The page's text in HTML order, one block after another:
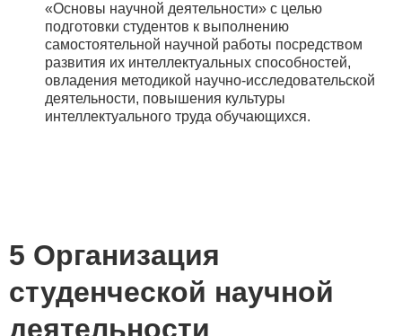
«Основы научной деятельности» с целью
подготовки студентов к выполнению
самостоятельной научной работы посредством
развития их интеллектуальных способностей,
овладения методикой научно-исследовательской
деятельности, повышения культуры
интеллектуального труда обучающихся.
5 Организация
студенческой научной
деятельности